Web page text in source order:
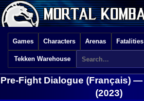
Games Characters Arenas Fatalities
Tekken Warehouse
Pre-Fight Dialogue (Français) —
(2023)